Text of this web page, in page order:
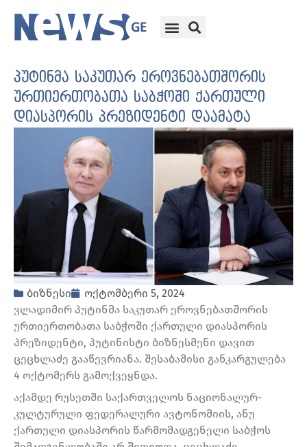
პუტინმა საკუთარ ეროვნებათშორის
ურთიერთობათა საბჭოში ქართული
დიასპორის პრეზიდენტი დაამატა
ბიზნესი
ოქტომბერი 5, 2024
ვლადიმირ პუტინმა საკუთარ ეროვნებათშორის
ურთიერთობათა საბჭოში ქართული დიასპორის
პრეზიდენტი, პუტინისტი ბიზნესმენი დავით
ცეცხლაძე გააწევრიანა. შესაბამისი განკარგულება
4 ოქტომერს გამოქვეყნდა.
აქამდე რუსეთში საქართველოს ნაციონალურ-
კულტურული ფედერალური ავტონომიის, ანუ
ქართული დიასპორის წარმომადგენელი საბჭოს